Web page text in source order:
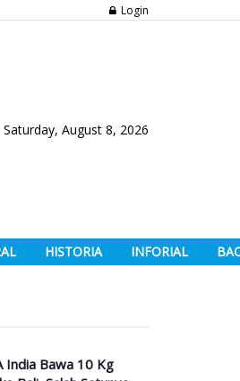
Login
Saturday, August 8, 2026
HISTORIA INFORIAL
India Bawa 10 Kg